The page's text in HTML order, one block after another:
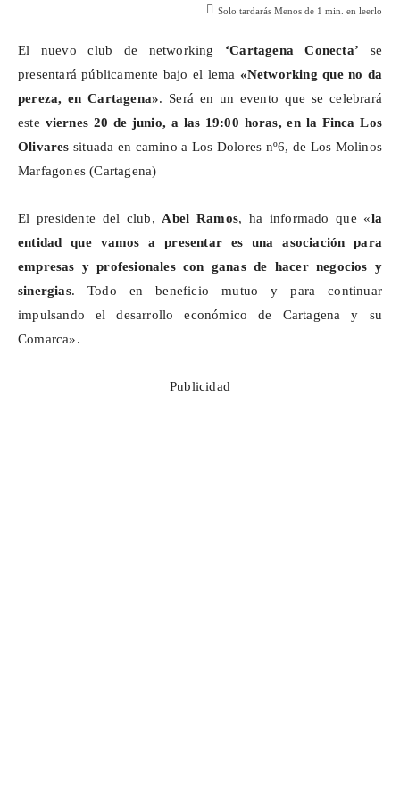
Solo tardarás Menos de 1 min. en leerlo
El nuevo club de networking ‘Cartagena Conecta’ se
presentará públicamente bajo el lema «Networking que no da
pereza, en Cartagena». Será en un evento que se celebrará
este viernes 20 de junio, a las 19:00 horas, en la Finca Los
Olivares situada en camino a Los Dolores nº6, de Los Molinos
Marfagones (Cartagena)
El presidente del club, Abel Ramos, ha informado que «la
entidad que vamos a presentar es una asociación para
empresas y profesionales con ganas de hacer negocios y
sinergias. Todo en beneficio mutuo y para continuar
impulsando el desarrollo económico de Cartagena y su
Comarca».
Publicidad